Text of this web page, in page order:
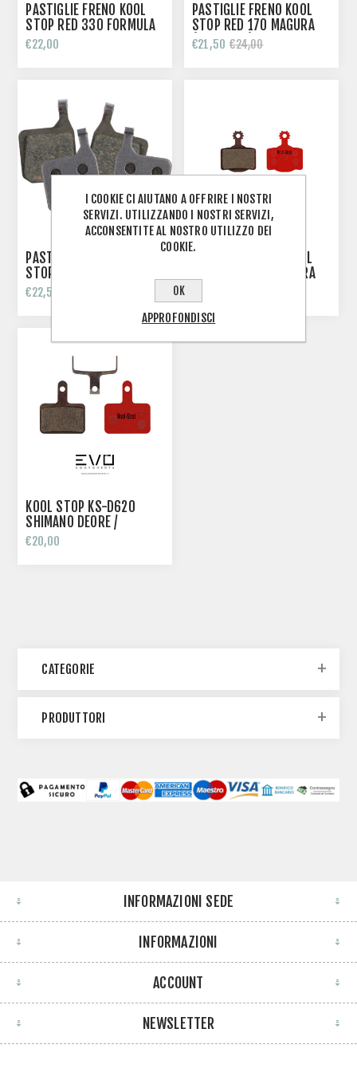
PASTIGLIE FRENO KOOL
STOP RED 330 FORMULA
CURA, MEGA, RX, R1, R0,
RR1, T1, C1 ORGANICHE
€22,00
PASTIGLIE FRENO KOOL
STOP RED 170 MAGURA
(MT5, MT7) ORGANICHE
€21,50 €24,00
PASTIGLIE FRENO KOOL
STOP D175E PASTIGLIE E-
BIKE MAGURA (MT5,MT7)
ORGANICHE
€22,50
PASTIGLIE FRENO KOOL
STOP RED 160 MAGURA
ORGANICHE
KOOL STOP KS-D620
SHIMANO DEORE /
BRAKING INCAS 2.0 /
TEKTRO MESCOLA
€20,00
CATEGORIE
PRODUTTORI
INFORMAZIONI SEDE
INFORMAZIONI
ACCOUNT
NEWSLETTER
I COOKIE CI AIUTANO A OFFRIRE I NOSTRI
SERVIZI. UTILIZZANDO I NOSTRI SERVIZI,
ACCONSENTITE AL NOSTRO UTILIZZO DEI
COOKIE.
OK
APPROFONDISCI